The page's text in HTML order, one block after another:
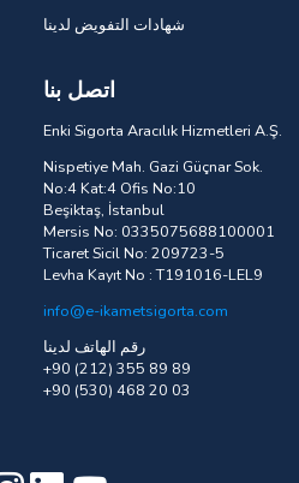
شهادات التفويض لدينا
اتصل بنا
Enki Sigorta Aracılık Hizmetleri A.Ş.
Nispetiye Mah. Gazi Güçnar Sok.
No:4 Kat:4 Ofis No:10
Beşiktaş, İstanbul
Mersis No: 0335075688100001
Ticaret Sicil No: 209723-5
Levha Kayıt No : T191016-LEL9
info@e-ikametsigorta.com
رقم الهاتف لدينا
+90 (212) 355 89 89
+90 (530) 468 20 03